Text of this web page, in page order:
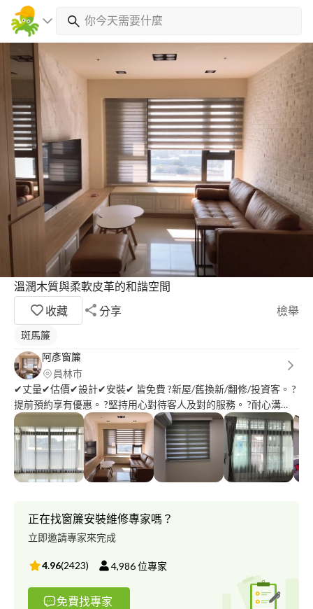
溫潤木質與柔軟皮革的和諧空間
收藏
分享 檢舉
斑馬簾
阿彥窗簾
員林市
✔丈量✔估價✔設計✔安裝✔ 皆免費 ?新屋/舊換新/翻修/投資客。 ?
提前預約享有優惠。 ?堅持用心對待客人及對的服務。 ?耐心溝
通，設身處地為客人著想。 ?過程中我們所有的服務都是免費的。
?不必擔心我們會跟你收取額外費用報價即為完工價。 ???買賣重的
是信任更是感覺。 ✨服務地區：全省，只要您的一通電話，立刻
安排免費到府服務丈量服務 ✨不管幾窗在哪都會為您服務喔！ ✨預
約丈量請打?（阿彥）0*********? ✨搜尋?LINE：*********、
正在找窗簾安裝維修專家嗎？
立即邀請專家來完成
4.96(2423) 4,986位專家
免費找專家